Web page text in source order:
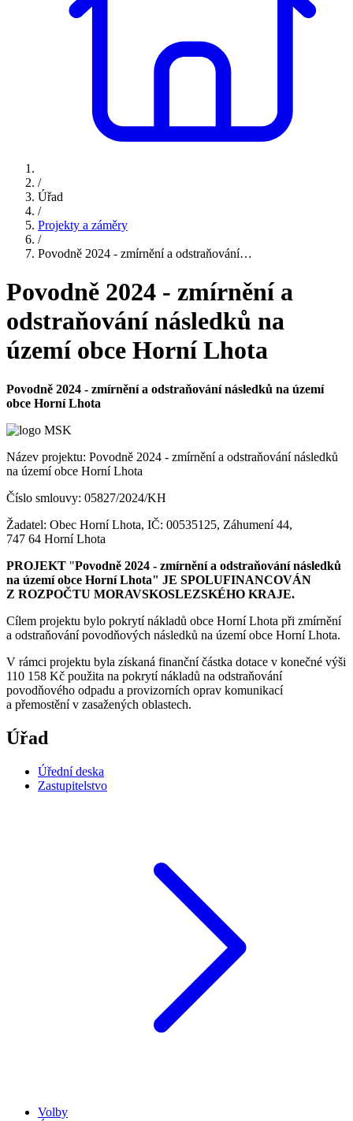
/
Úřad
/
Projekty a záměry
/
Povodně 2024 - zmírnění a odstraňování…
Povodně 2024 - zmírnění a
odstraňování následků na
území obce Horní Lhota
Povodně 2024 - zmírnění a odstraňování následků na území
obce Horní Lhota
Název projektu: Povodně 2024 - zmírnění a odstraňování následků
na území obce Horní Lhota
Číslo smlouvy: 05827/2024/KH
Žadatel: Obec Horní Lhota, IČ: 00535125, Záhumení 44,
747 64 Horní Lhota
PROJEKT "Povodně 2024 - zmírnění a odstraňování následků
na území obce Horní Lhota" JE SPOLUFINANCOVÁN
Z ROZPOČTU MORAVSKOSLEZSKÉHO KRAJE.
Cílem projektu bylo pokrytí nákladů obce Horní Lhota při zmírnění
a odstraňování povodňových následků na území obce Horní Lhota.
V rámci projektu byla získaná finanční částka dotace v konečné výši
110 158 Kč použita na pokrytí nákladů na odstraňování
povodňového odpadu a provizorních oprav komunikací
a přemostění v zasažených oblastech.
Úřad
Úřední deska
Zastupitelstvo
Volby